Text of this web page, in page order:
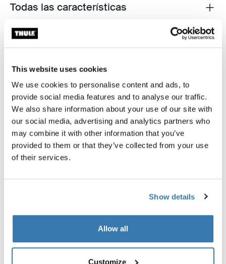
This website uses cookies
We use cookies to personalise content and ads, to
provide social media features and to analyse our traffic.
We also share information about your use of our site with
our social media, advertising and analytics partners who
may combine it with other information that you’ve
provided to them or that they’ve collected from your use
of their services.
Show details
Allow all
Customize
Toggle features
Todas las características
Especificaciones técnicas